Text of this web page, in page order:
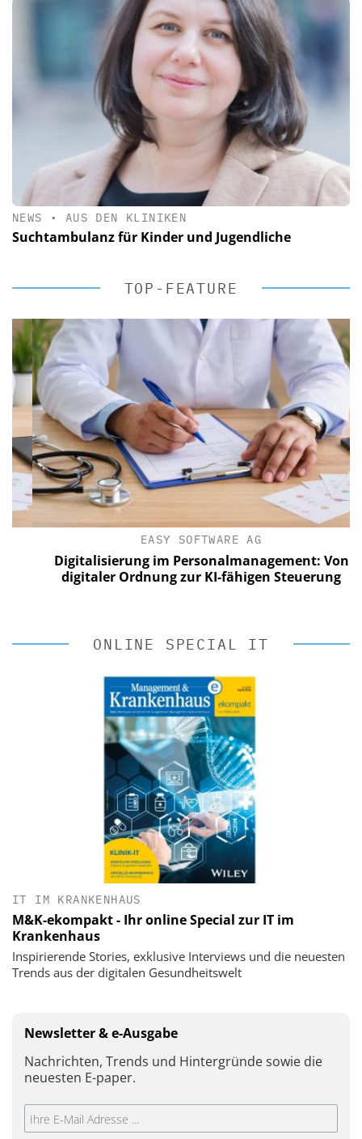
NEWS • AUS DEN KLINIKEN
Suchtambulanz für Kinder und Jugendliche
TOP-FEATURE
EASY SOFTWARE AG
Digitalisierung im Personalmanagement: Von
digitaler Ordnung zur KI-fähigen Steuerung
ONLINE SPECIAL IT
IT IM KRANKENHAUS
M&K-ekompakt - Ihr online Special zur IT im
Krankenhaus
Inspirierende Stories, exklusive Interviews und die neuesten
Trends aus der digitalen Gesundheitswelt
Newsletter & e-Ausgabe
Nachrichten, Trends und Hintergründe sowie die
neuesten E-paper.